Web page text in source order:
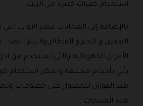
استخدام كميات كبيرة من الزيت .
بالإضافة إلى العجانات قصر الاواني
العجين و الخبز و الفطائر والبيتزا ايضا ،
الأفران الكهربائية والتي تستخدم من
يأتي بأحجام مختلفة و يمكن استخدام
هند الفوزان للحصول على خصومات
هذه المنتجات .